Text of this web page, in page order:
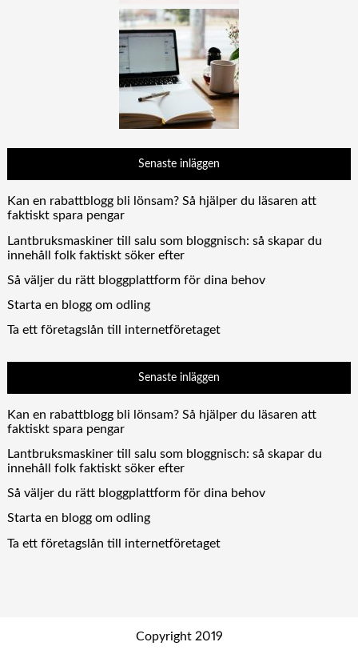
Senaste inläggen
Kan en rabattblogg bli lönsam? Så hjälper du läsaren att
faktiskt spara pengar
Lantbruksmaskiner till salu som bloggnisch: så skapar du
innehåll folk faktiskt söker efter
Så väljer du rätt bloggplattform för dina behov
Starta en blogg om odling
Ta ett företagslån till internetföretaget
Senaste inläggen
Kan en rabattblogg bli lönsam? Så hjälper du läsaren att
faktiskt spara pengar
Lantbruksmaskiner till salu som bloggnisch: så skapar du
innehåll folk faktiskt söker efter
Så väljer du rätt bloggplattform för dina behov
Starta en blogg om odling
Ta ett företagslån till internetföretaget